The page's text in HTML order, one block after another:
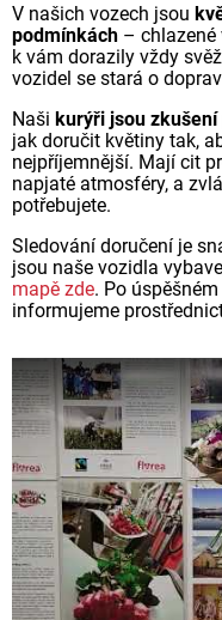
V našich vozech jsou
podmínkách – chlazené
k vám dorazily vždy
vozidel se stará o
Naši kurýři jsou
jak doručit květiny tak,
nejpříjemnější. Mají cit
napjaté atmosféry, a
potřebujete.
Sledování doručení je
jsou naše vozidla
mapě zde. Po
informujeme